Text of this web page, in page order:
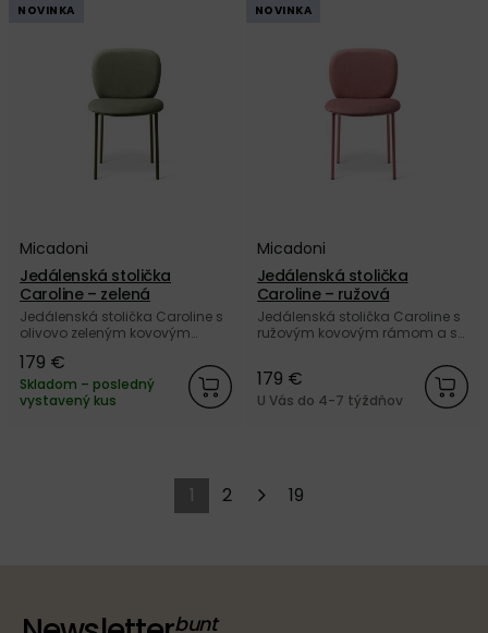
NOVINKA
Micadoni
Jedálenská stolička
Caroline – zelená
Jedálenská stolička Caroline s
olivovo zeleným kovovým
čalúnením Velvet zelenej farby
od značky Micadoni.
179 €
Skladom – posledný
vystavený kus
NOVINKA
Micadoni
Jedálenská stolička
Caroline – ružová
Jedálenská stolička Caroline s
ružovým kovovým rámom a so
Micadoni.
179 €
U Vás do 4-7 týždňov
1 2 19